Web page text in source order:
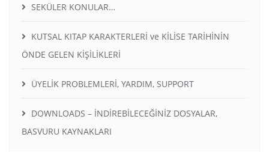
SEKÜLER KONULAR…
KUTSAL KITAP KARAKTERLERİ ve KİLİSE TARİHİNİN
ÖNDE GELEN KİŞİLİKLERİ
ÜYELİK PROBLEMLERİ, YARDIM, SUPPORT
DOWNLOADS – İNDİREBİLECEĞİNİZ DOSYALAR,
BASVURU KAYNAKLARI